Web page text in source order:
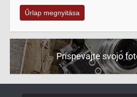
Űrlap megnyitása
Prispevajte svojo